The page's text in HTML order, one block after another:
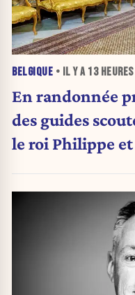
BELGIQUE • IL Y A 13 HEURES
En randonnée
des guides
le roi Philippe